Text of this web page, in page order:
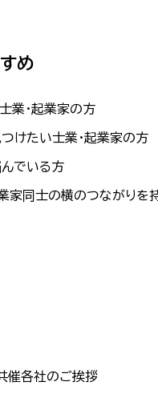
め
業・起業家の方
けたい士業・起業家の方
んでいる方
業家同士の横のつながりを
催各社のご挨拶